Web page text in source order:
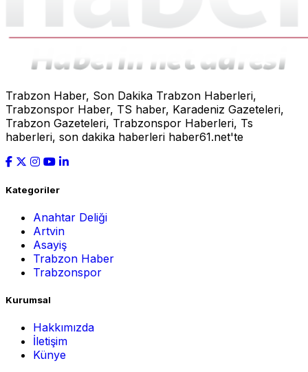
Trabzon Haber, Son Dakika Trabzon Haberleri,
Trabzonspor Haber, TS haber, Karadeniz Gazeteleri,
Trabzon Gazeteleri, Trabzonspor Haberleri, Ts
haberleri, son dakika haberleri haber61.net'te
Kategoriler
Anahtar Deliği
Artvin
Asayiş
Trabzon Haber
Trabzonspor
Kurumsal
Hakkımızda
İletişim
Künye